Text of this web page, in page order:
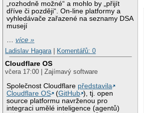
„rozhodně možné“ a mohlo by „přijít
dříve či později“. On-line platformy a
vyhledávače zařazené na seznamy DSA
musejí
…více »
Ladislav Hagara
Komentářů: 0
Cloudflare OS
včera 17:00 | Zajímavý software
Společnost Cloudflare představila
Cloudflare OS
(GitHub ), tj. open
source platformu navrženou pro
integraci umělé inteligence (agentů)